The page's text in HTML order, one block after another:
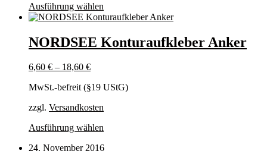
Ausführung wählen
Produkt
mehrere
Varianten
können
der
gewählt
werden
NORDSEE Konturaufkleber Anker
6,60 € – 18,60 €
MwSt.-befreit (§19 UStG)
zzgl. Versandkosten
Ausführung wählen
weist
24. November 2016